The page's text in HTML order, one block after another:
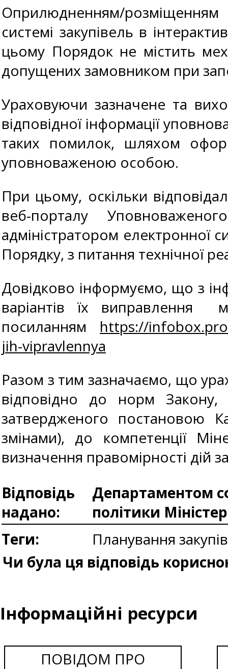
Оприлюдненням/розміщенням
системі закупівель в
цьому Порядок не містить
допущених замовником при
Ураховуючи зазначене та
відповідної інформації
таких помилок, шляхом
уповноваженою особою.
При цьому, оскільки
веб-порталу
адміністратором електронної
Порядку, з питання технічної
Довідково інформуємо, що з
варіантів їх
посиланням https://
jih-vipravlennya
Разом з тим зазначаємо, що
відповідно до норм
затвердженого постановою
змінами), до компетенції
визначення правомірності дій
Відповідь
надано:
Департаментом
політики
Теги:
Планування
Чи була ця відповідь
Інформаційні ресурси
ПОВІДОМ ПРО